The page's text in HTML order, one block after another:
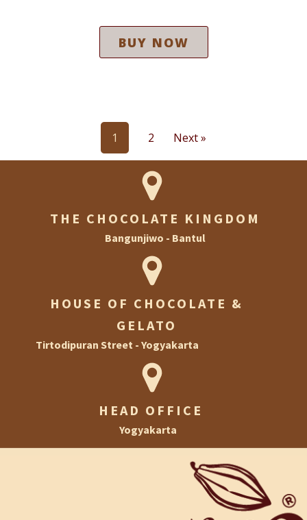
BUY NOW
1 2 Next »
THE CHOCOLATE KINGDOM
Bangunjiwo - Bantul
HOUSE OF CHOCOLATE &
GELATO
Tirtodipuran Street - Yogyakarta
HEAD OFFICE
Yogyakarta